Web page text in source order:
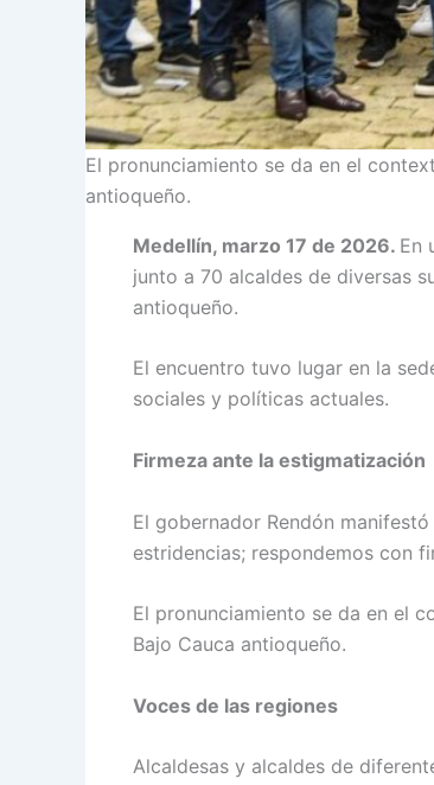
El pronunciamiento se da en el
antioqueño.
Medellín, marzo 17 de 2026. En
junto a 70 alcaldes de diversas
antioqueño.
El encuentro tuvo lugar en la
sociales y políticas actuales.
Firmeza ante la estigmatización
El gobernador Rendón
estridencias; respondemos con
El pronunciamiento se da en el
Bajo Cauca antioqueño.
Voces de las regiones
Alcaldesas y alcaldes de